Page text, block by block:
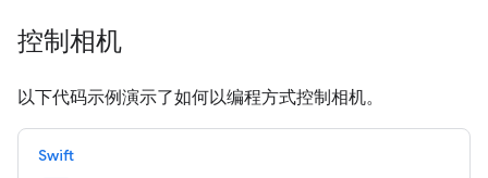
控制相机
以下代码示例演示了如何以编程方式控制相机。
Swift